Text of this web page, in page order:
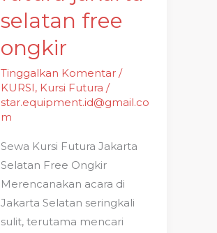
selatan free
ongkir
Tinggalkan Komentar /
KURSI, Kursi Futura /
star.equipment.id@gmail.co
m
Sewa Kursi Futura Jakarta
Selatan Free Ongkir
Merencanakan acara di
Jakarta Selatan seringkali
sulit, terutama mencari